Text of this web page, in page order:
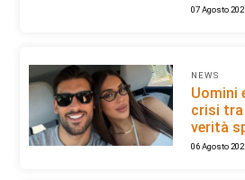
07 Agosto
NEWS
Uomini
crisi tra
verità
06 Agosto